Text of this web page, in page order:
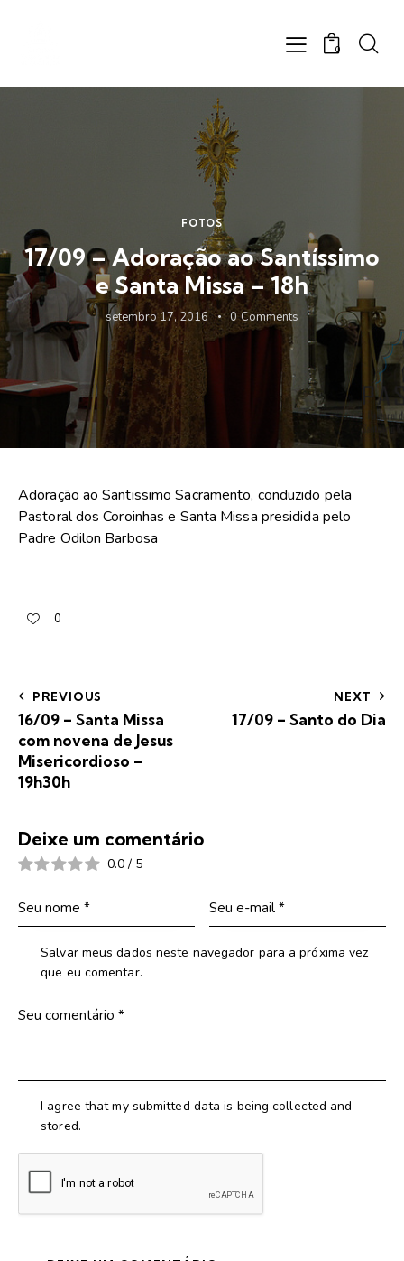
0
FOTOS
17/09 – Adoração ao Santíssimo
e Santa Missa – 18h
setembro 17, 2016 0 Comments
Adoração ao Santissimo Sacramento, conduzido pela
Pastoral dos Coroinhas e Santa Missa presidida pelo
Padre Odilon Barbosa
0
PREVIOUS
16/09 – Santa Missa
com novena de Jesus
Misericordioso –
19h30h
NEXT
17/09 – Santo do Dia
Deixe um comentário
0.0 / 5
Salvar meus dados neste navegador para a próxima vez
que eu comentar.
I agree that my submitted data is being collected and
stored.